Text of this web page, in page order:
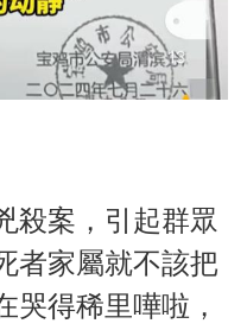
殺案，引起群眾
者家屬就不該把
哭得稀里嘩啦，